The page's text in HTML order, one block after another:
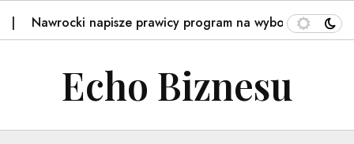
napisze prawicy program na wybory? Tajemnicza
Echo Biznesu